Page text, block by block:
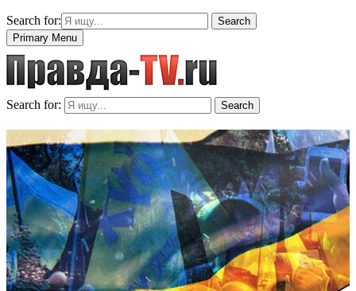
Search for:
Search
Primary Menu
Search for: Search